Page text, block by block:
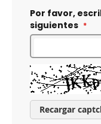
Por favor,
siguientes
Recargar